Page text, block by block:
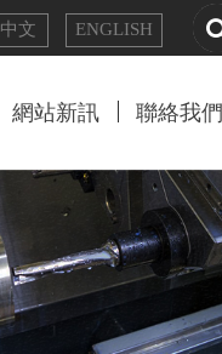
中文 ENGLISH
網站新訊 聯絡我們